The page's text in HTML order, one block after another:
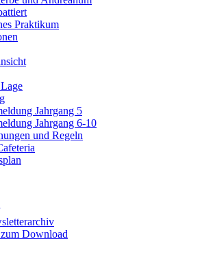
Praktikum
Jahrgang 5
Jahrgang 6-10
und Regeln
Download